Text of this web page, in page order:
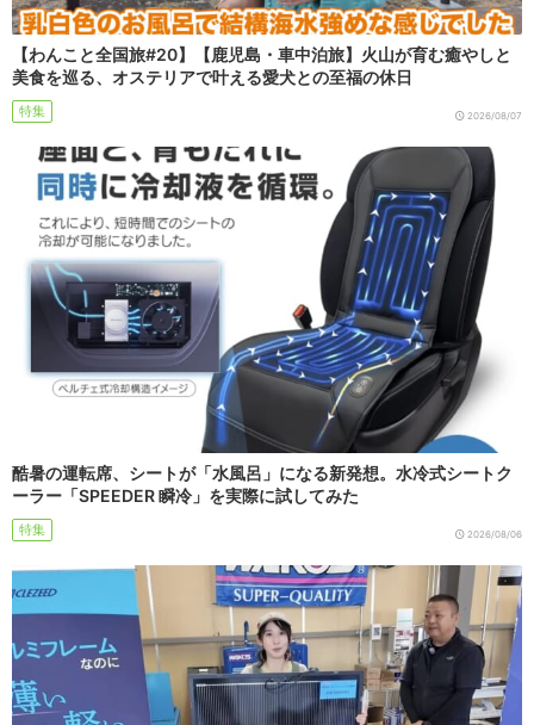
【わんこと全国旅#20】【鹿児島・車中泊旅】火山が育む癒やしと
美食を巡る、オステリアで叶える愛犬との至福の休日
特集 2026/08/07
酷暑の運転席、シートが「水風呂」になる新発想。水冷式シートク
ーラー「SPEEDER 瞬冷」を実際に試してみた
特集 2026/08/06